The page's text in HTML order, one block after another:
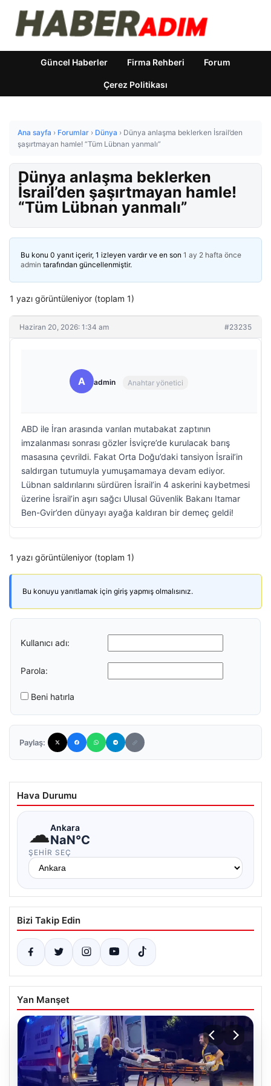
Güncel Haberler Firma Rehberi Forum
Çerez Politikası
Ana sayfa › Forumlar › Dünya › Dünya anlaşma beklerken İsrail’den
şaşırtmayan hamle! “Tüm Lübnan yanmalı”
Dünya anlaşma beklerken
İsrail’den şaşırtmayan hamle!
“Tüm Lübnan yanmalı”
Bu konu 0 yanıt içerir, 1 izleyen vardır ve en son 1 ay 2 hafta önce
admin tarafından güncellenmiştir.
1 yazı görüntüleniyor (toplam 1)
Haziran 20, 2026: 1:34 am #23235
A admin Anahtar yönetici
ABD ile İran arasında varılan mutabakat zaptının
imzalanması sonrası gözler İsviçre’de kurulacak barış
masasına çevrildi. Fakat Orta Doğu’daki tansiyon İsrail’in
saldırgan tutumuyla yumuşamamaya devam ediyor.
Lübnan saldırılarını sürdüren İsrail’in 4 askerini kaybetmesi
üzerine İsrail’in aşırı sağcı Ulusal Güvenlik Bakanı Itamar
Ben-Gvir’den dünyayı ayağa kaldıran bir demeç geldi!
1 yazı görüntüleniyor (toplam 1)
Bu konuyu yanıtlamak için giriş yapmış olmalısınız.
Kullanıcı adı:
Parola:
Beni hatırla
Paylaş:
Hava Durumu
☁Ankara
NaN°C
ŞEHIR SEÇ
Bizi Takip Edin
Yan Manşet